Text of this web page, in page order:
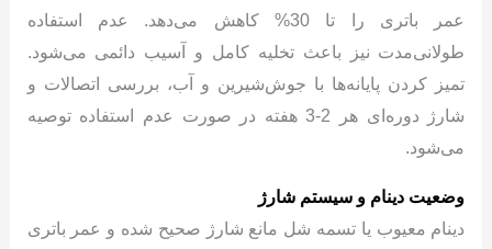
عمر باتری را تا 30% کاهش می‌دهد. عدم استفاده
طولانی‌مدت نیز باعث تخلیه کامل و آسیب دائمی می‌شود.
تمیز کردن پایانه‌ها با جوش‌شیرین و آب، بررسی اتصالات و
شارژ دوره‌ای هر 2-3 هفته در صورت عدم استفاده توصیه
می‌شود.
وضعیت دینام و سیستم شارژ
دینام معیوب یا تسمه شل مانع شارژ صحیح شده و عمر باتری